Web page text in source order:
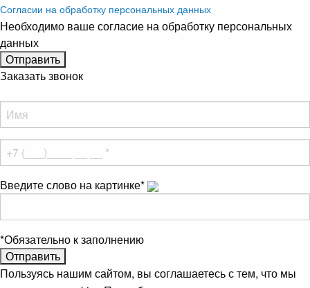
Согласии на обработку персональных данных
Необходимо ваше согласие на обработку персональных
данных
Заказать звонок
Введите слово на картинке*
*Обязательно к заполнению
Пользуясь нашим сайтом, вы соглашаетесь с тем, что мы